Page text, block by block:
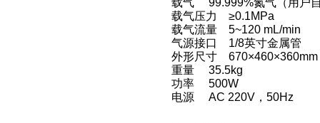
载气压力 ≥0.1MPa
载气流量 5~120 mL/min
气源接口 1/8英寸金属管
外形尺寸 670×460×360mm
重量 35.5kg
功率 500W
电源 AC 220V，50Hz